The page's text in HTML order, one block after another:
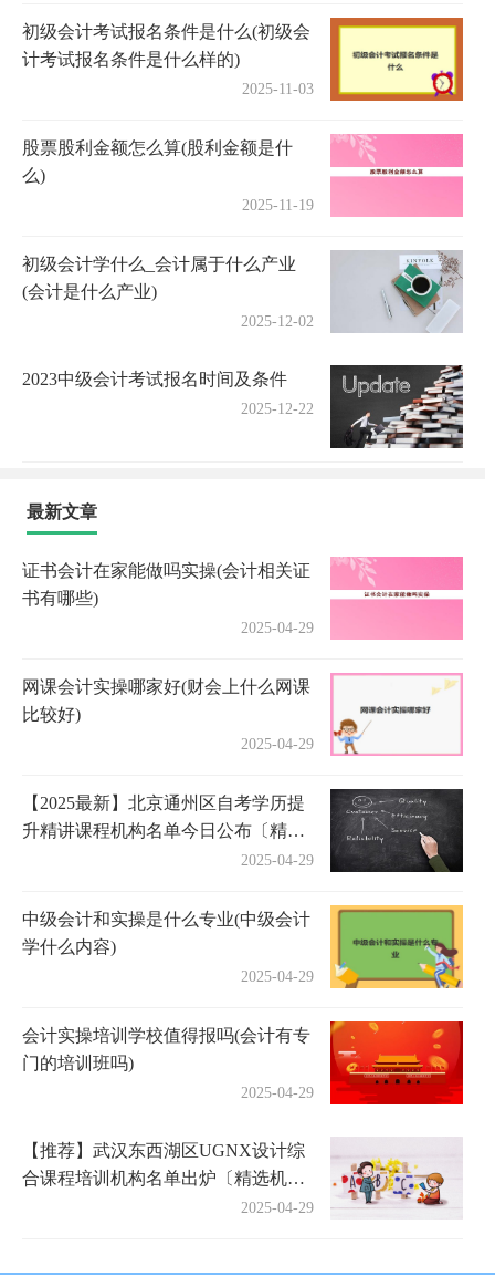
初级会计考试报名条件是什么(初级会
计考试报名条件是什么样的)
2025-11-03
股票股利金额怎么算(股利金额是什
么)
2025-11-19
初级会计学什么_会计属于什么产业
(会计是什么产业)
2025-12-02
2023中级会计考试报名时间及条件
2025-12-22
最新文章
证书会计在家能做吗实操(会计相关证
书有哪些)
2025-04-29
网课会计实操哪家好(财会上什么网课
比较好)
2025-04-29
【2025最新】北京通州区自考学历提
升精讲课程机构名单今日公布〔精选
2025-04-29
中级会计和实操是什么专业(中级会计
学什么内容)
2025-04-29
会计实操培训学校值得报吗(会计有专
门的培训班吗)
2025-04-29
【推荐】武汉东西湖区UGNX设计综
合课程培训机构名单出炉〔精选机构
2025-04-29